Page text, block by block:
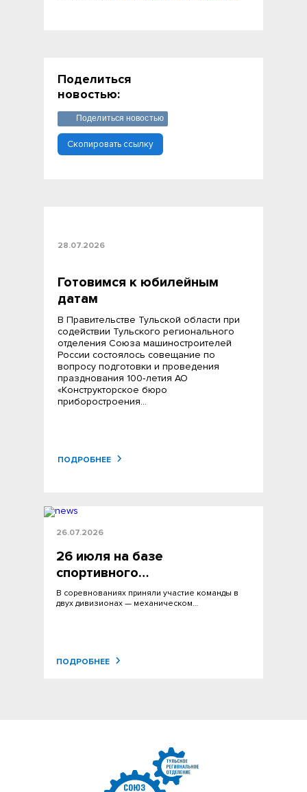
28.07.2026
Готовимся к юбилейным
датам
В Правительстве Тульской области при
содействии Тульского регионального
отделения Союза машиностроителей
России состоялось совещание по
вопросу подготовки и проведения
празднования 100‑летия АО
«Конструкторское бюро
приборостроения…
ПОДРОБНЕЕ
26.07.2026
26 июля на базе
спортивного…
В соревнованиях приняли участие команды в
двух дивизионах — механическом…
ПОДРОБНЕЕ
Поделиться
новостью:
Поделиться новостью
Скопировать ссылку